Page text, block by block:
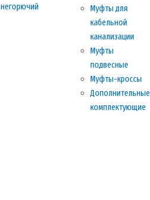
негорючий
Муфты для
кабельной
канализации
Муфты
подвесные
Муфты-кроссы
Дополнительные
комплектующие